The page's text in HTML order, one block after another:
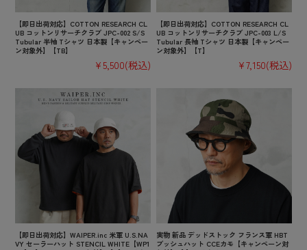
【即日出荷対応】COTTON RESEARCH CL
UB コットンリサーチクラブ JPC-002 S/S
Tubular 半袖 Tシャツ 日本製【キャンペー
ン対象外】【TB】
¥5,500(税込)
【即日出荷対応】COTTON RESEARCH CL
UB コットンリサーチクラブ JPC-003 L/S
Tubular 長袖 Tシャツ 日本製【キャンペー
ン対象外】【T】
¥7,150(税込)
【即日出荷対応】WAIPER.inc 米軍 U.S.NA
VY セーラーハット STENCIL WHITE【WP1
実物 新品 デッドストック フランス軍 HBT
ブッシュハット CCEカモ【キャンペーン対